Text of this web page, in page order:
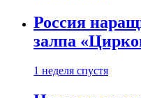
Россия
залпа
1 неделя спустя